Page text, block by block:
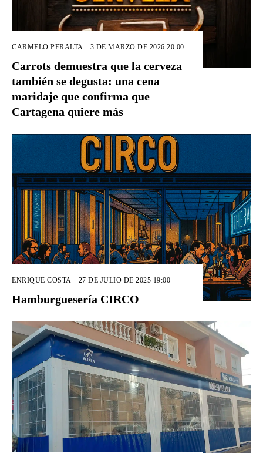
CARMELO PERALTA - 3 DE MARZO DE 2026 20:00
Carrots demuestra que la cerveza
también se degusta: una cena
maridaje que confirma que
Cartagena quiere más
ENRIQUE COSTA - 27 DE JULIO DE 2025 19:00
Hamburguesería CIRCO